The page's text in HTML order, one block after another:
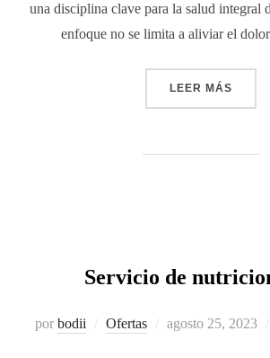
una disciplina clave para la salud integral
enfoque no se limita a aliviar el
LEER MÁS
Servicio de
por bodii Ofertas agosto 25, 2023